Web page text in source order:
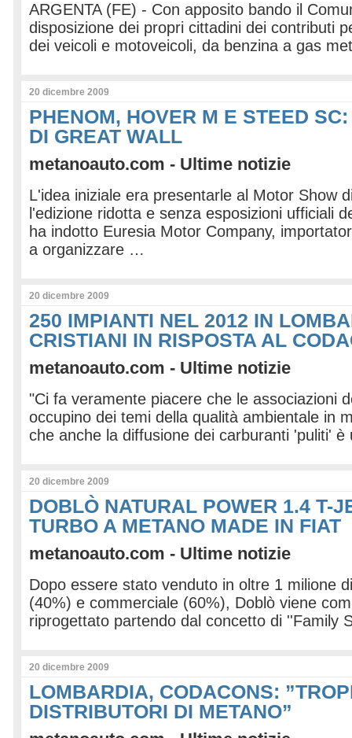
ARGENTA (FE) - Con apposito bando il
disposizione dei propri cittadini dei contributi
dei veicoli e motoveicoli, da benzina a gas
20 dicembre 2009
PHENOM, HOVER M E STEED
DI GREAT WALL
metanoauto.com - Ultime notizie
L'idea iniziale era presentarle al Motor Show
l'edizione ridotta e senza esposizioni ufficiali
ha indotto Euresia Motor Company,
a organizzare …
20 dicembre 2009
250 IMPIANTI NEL 2012 IN
CRISTIANI IN RISPOSTA AL
metanoauto.com - Ultime notizie
"Ci fa veramente piacere che le associazioni
occupino dei temi della qualità ambientale in
che anche la diffusione dei carburanti 'puliti'
20 dicembre 2009
DOBLÒ NATURAL POWER 1.4 T-
TURBO A METANO MADE IN FIAT
metanoauto.com - Ultime notizie
Dopo essere stato venduto in oltre 1 milione
(40%) e commerciale (60%), Doblò viene
riprogettato partendo dal concetto di ''Family
20 dicembre 2009
LOMBARDIA, CODACONS:
DISTRIBUTORI DI METANO”